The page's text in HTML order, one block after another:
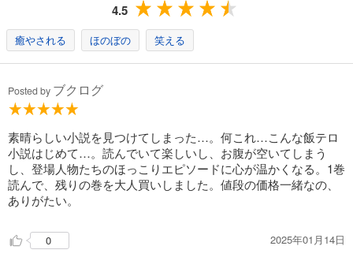
4.5
癒やされる ほのぼの 笑える
Posted by ブクログ
素晴らしい小説を見つけてしまった…。何これ…こんな飯テロ
小説はじめて…。読んでいて楽しいし、お腹が空いてしまう
し、登場人物たちのほっこりエピソードに心が温かくなる。1巻
読んで、残りの巻を大人買いしました。値段の価格一緒なの、
ありがたい。
0 2025年01月14日